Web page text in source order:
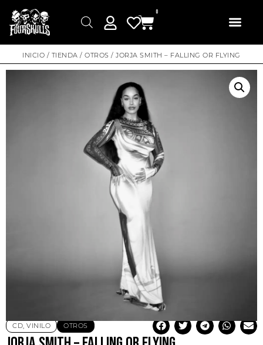
0
INICIO / TIENDA /OTROS / JORJA SMITH – FALLING OR FLYING
CD, VINILO OTROS